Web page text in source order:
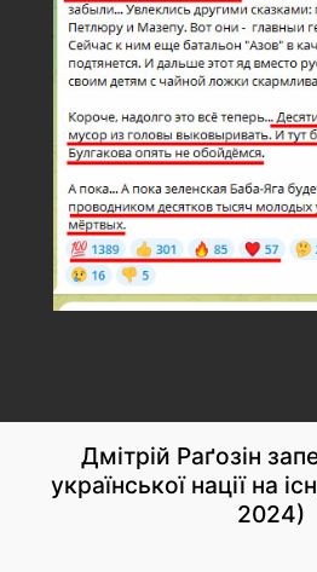
Дмітрій Раґозін
української нації на
2024)